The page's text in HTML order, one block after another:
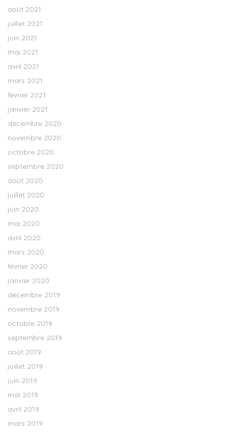
août 2021
juillet 2021
juin 2021
mai 2021
avril 2021
mars 2021
février 2021
janvier 2021
décembre 2020
novembre 2020
octobre 2020
septembre 2020
août 2020
juillet 2020
juin 2020
mai 2020
avril 2020
mars 2020
février 2020
janvier 2020
décembre 2019
novembre 2019
octobre 2019
septembre 2019
août 2019
juillet 2019
juin 2019
mai 2019
avril 2019
mars 2019